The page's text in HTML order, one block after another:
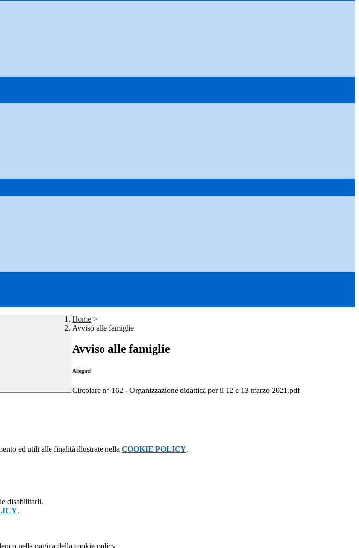
Home >
Avviso alle famiglie
Avviso alle famiglie
Allegati
Circolare n° 162 - Organizzazione didattica per il 12 e 13 marzo 2021.pdf
ed utili alle finalità illustrate nella COOKIE POLICY.
disabilitarli.
.
nella pagina della cookie policy.